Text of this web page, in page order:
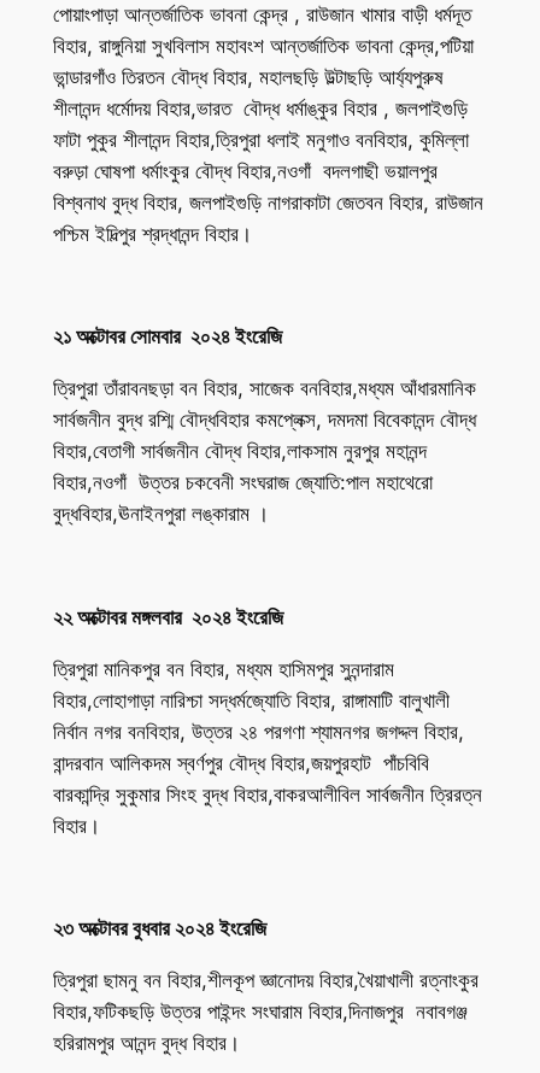
পোয়াংপাড়া আন্তর্জাতিক ভাবনা কেন্দ্র , রাউজান খামার বাড়ী ধর্মদূত
বিহার, রাঙ্গুনিয়া সুখবিলাস মহাবংশ আন্তর্জাতিক ভাবনা কেন্দ্র,পটিয়া
ভান্ডারগাঁও তিরতন বৌদ্ধ বিহার, মহালছড়ি উল্টাছড়ি আর্য্যপুরুষ
শীলানন্দ ধর্মোদয় বিহার,ভারত বৌদ্ধ ধর্মাঙ্কুর বিহার , জলপাইগুড়ি
ফাটা পুকুর শীলানন্দ বিহার,ত্রিপুরা ধলাই মনুগাও বনবিহার, কুমিল্লা
বরুড়া ঘোষপা ধর্মাংকুর বৌদ্ধ বিহার,নওগাঁ বদলগাছী ভয়ালপুর
বিশ্বনাথ বুদ্ধ বিহার, জলপাইগুড়ি নাগরাকাটা জেতবন বিহার, রাউজান
পশ্চিম ইদিল্পুর শ্রদ্ধানন্দ বিহার।
২১ অক্টোবর সোমবার ২০২৪ ইংরেজি
ত্রিপুরা তাঁরাবনছড়া বন বিহার, সাজেক বনবিহার,মধ্যম আঁধারমানিক
সার্বজনীন বুদ্ধ রশ্মি বৌদ্ধবিহার কমপ্লেক্স, দমদমা বিবেকানন্দ বৌদ্ধ
বিহার,বেতাগী সার্বজনীন বৌদ্ধ বিহার,লাকসাম নুরপুর মহানন্দ
বিহার,নওগাঁ উত্তর চকবেনী সংঘরাজ জ্যোতি:পাল মহাথেরো
বুদ্ধবিহার,ঊনাইনপুরা লঙ্কারাম ।
২২ অক্টোবর মঙ্গলবার ২০২৪ ইংরেজি
ত্রিপুরা মানিকপুর বন বিহার, মধ্যম হাসিমপুর সুনন্দারাম
বিহার,লোহাগাড়া নারিশ্চা সদ্ধর্মজ্যোতি বিহার, রাঙ্গামাটি বালুখালী
নির্বান নগর বনবিহার, উত্তর ২৪ পরগণা শ্যামনগর জগদ্দল বিহার,
বান্দরবান আলিকদম স্বর্ণপুর বৌদ্ধ বিহার,জয়পুরহাট পাঁচবিবি
বারকান্দ্রি সুকুমার সিংহ বুদ্ধ বিহার,বাকরআলীবিল সার্বজনীন ত্রিরত্ন
বিহার।
২৩ অক্টোবর বুধবার ২০২৪ ইংরেজি
ত্রিপুরা ছামনু বন বিহার,শীলকূপ জ্ঞানোদয় বিহার,খৈয়াখালী রত্নাংকুর
বিহার,ফটিকছড়ি উত্তর পাইন্দং সংঘারাম বিহার,দিনাজপুর নবাবগঞ্জ
হরিরামপুর আনন্দ বুদ্ধ বিহার।